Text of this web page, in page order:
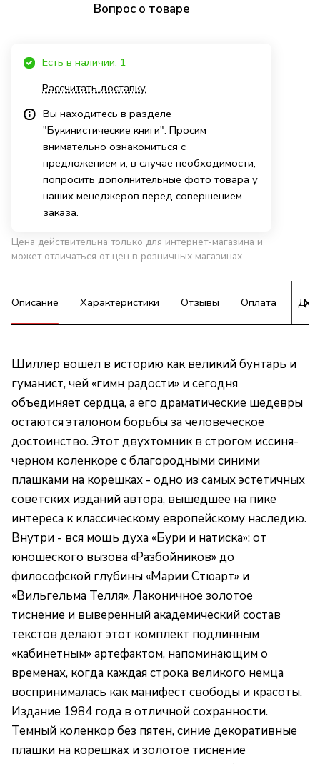
Вопрос о товаре
Есть в наличии: 1
Рассчитать доставку
Вы находитесь в разделе
"Букинистические книги". Просим
внимательно ознакомиться с
предложением и, в случае необходимости,
попросить дополнительные фото товара у
наших менеджеров перед совершением
заказа.
Цена действительна только для интернет-магазина и
может отличаться от цен в розничных магазинах
Описание Характеристики Отзывы Оплата
Шиллер вошел в историю как великий бунтарь и
гуманист, чей «гимн радости» и сегодня
объединяет сердца, а его драматические шедевры
остаются эталоном борьбы за человеческое
достоинство. Этот двухтомник в строгом иссиня-
черном коленкоре с благородными синими
плашками на корешках - одно из самых эстетичных
советских изданий автора, вышедшее на пике
интереса к классическому европейскому наследию.
Внутри - вся мощь духа «Бури и натиска»: от
юношеского вызова «Разбойников» до
философской глубины «Марии Стюарт» и
«Вильгельма Телля». Лаконичное золотое
тиснение и выверенный академический состав
текстов делают этот комплект подлинным
«кабинетным» артефактом, напоминающим о
временах, когда каждая строка великого немца
воспринималась как манифест свободы и красоты.
Издание 1984 года в отличной сохранности.
Темный коленкор без пятен, синие декоративные
плашки на корешках и золотое тиснение